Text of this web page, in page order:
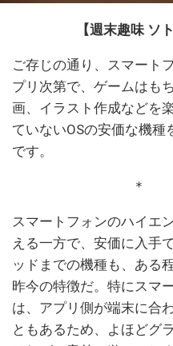
【週末趣味 ソ
ご存じの通り、スマート
プリ次第で、ゲームはも
画、イラスト作成などを
ていないOSの安価な機
です。
＊
スマートフォンのハイエ
える一方で、安価に入手
ッドまでの機種も、ある
昨今の特徴だ。特にスマ
は、アプリ側が端末に合
ともあるため、よほどグ